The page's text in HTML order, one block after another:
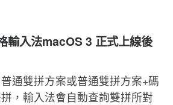
輸入法macOS 3 正式上線後
通雙拼方案或普通雙拼方案+碼
，輸入法會自動查詢雙拼所對